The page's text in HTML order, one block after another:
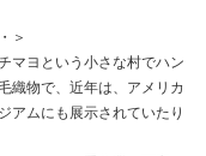
＞
マヨという小さな村でハン
織物で、近年は、アメリカ
アムにも展示されていたり